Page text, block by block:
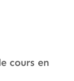
cours en